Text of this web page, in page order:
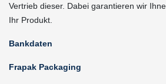
Vertrieb dieser. Dabei garantieren wir
Ihr Produkt.
Bankdaten
Frapak Packaging